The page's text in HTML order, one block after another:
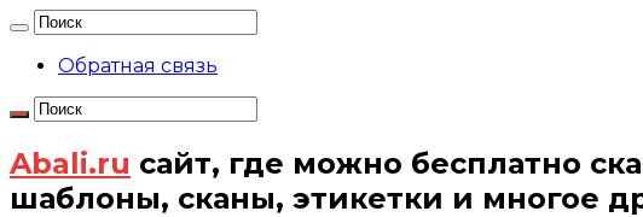
Обратная связь
Abali.ru сайт, где можно бесплатно
шаблоны, сканы, этикетки и многое